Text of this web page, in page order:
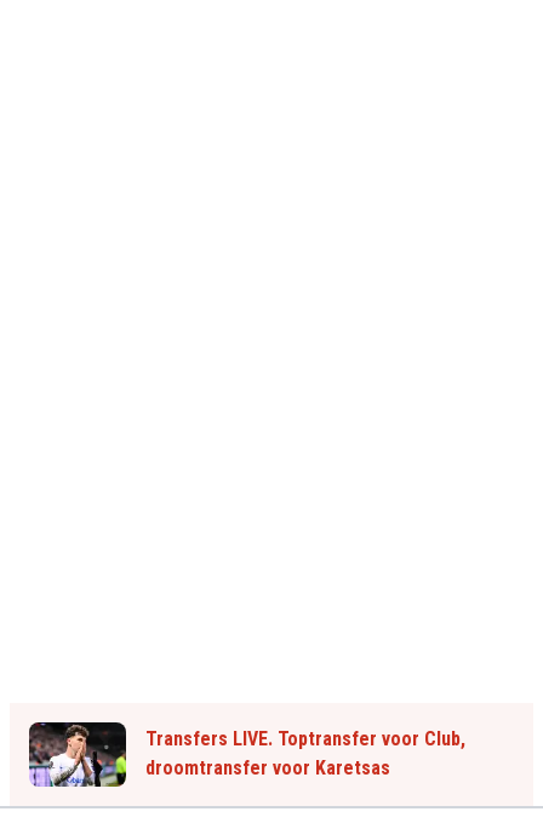
Transfers LIVE. Toptransfer voor Club,
droomtransfer voor Karetsas